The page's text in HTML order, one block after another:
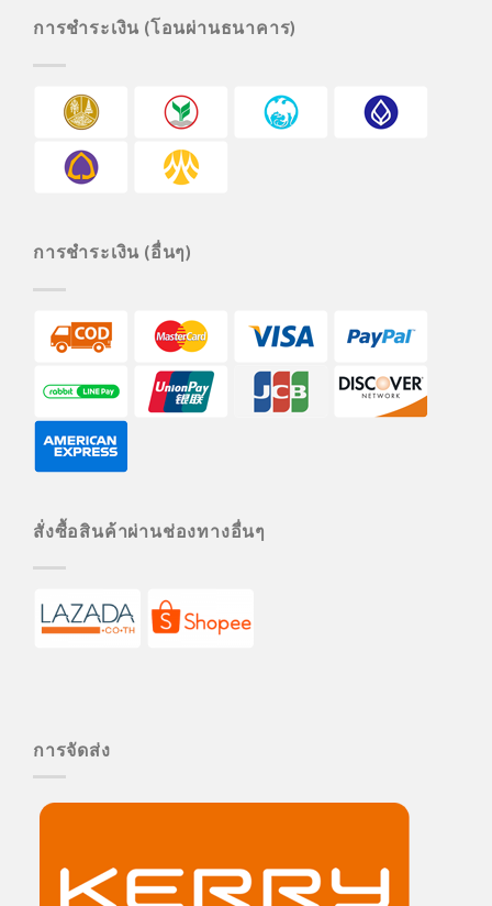
การชำระเงิน (โอนผ่านธนาคาร)
การชำระเงิน (อื่นๆ)
สั่งซื้อสินค้าผ่านช่องทางอื่นๆ
การจัดส่ง